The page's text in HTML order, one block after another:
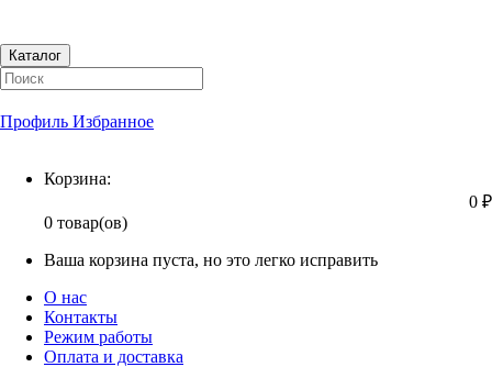
Каталог
Профиль Избранное
Корзина:
0 ₽
0 товар(ов)
Ваша корзина пуста, но это легко исправить
О нас
Контакты
Режим работы
Оплата и доставка